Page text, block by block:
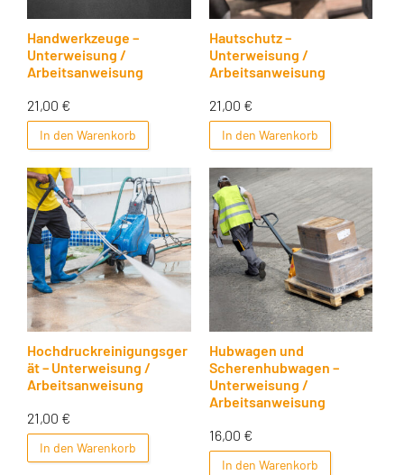
Handwerkzeuge –
Unterweisung /
Arbeitsanweisung
21,00 €
In den Warenkorb
Hautschutz –
Unterweisung /
Arbeitsanweisung
21,00 €
In den Warenkorb
Hochdruckreinigungsger
ät – Unterweisung /
Arbeitsanweisung
21,00 €
In den Warenkorb
Hubwagen und
Scherenhubwagen –
Unterweisung /
Arbeitsanweisung
16,00 €
In den Warenkorb